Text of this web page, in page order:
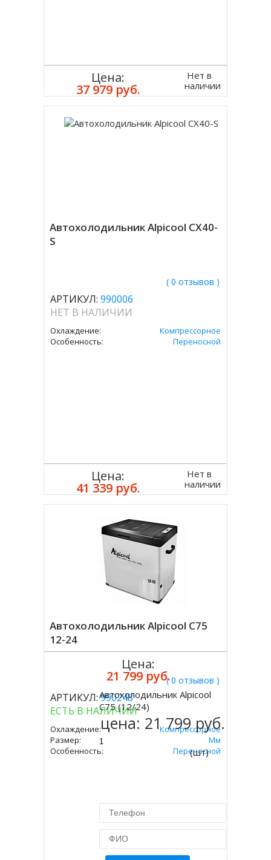
Цена:
37 979 руб.
Нет в
наличии
Автохолодильник Alpicool CX40-
S
( 0 отзывов )
АРТИКУЛ: 990006
НЕТ В НАЛИЧИИ
Охлаждение:
Компрессорное
Особенность:
Переносной
Цена:
41 339 руб.
Нет в
наличии
Автохолодильник Alpicool C75
12-24
( 0 отзывов )
АРТИКУЛ:990248
ЕСТЬ В НАЛИЧИИ
Охлаждение:
Компрессорное
Размер:
666х652х363 Мм
Особенность:
Переносной
Цена:
21 799 руб.
Купить
Автохолодильник Alpicool
C75 (12/24)
цена: 21 799 руб.
(шт)